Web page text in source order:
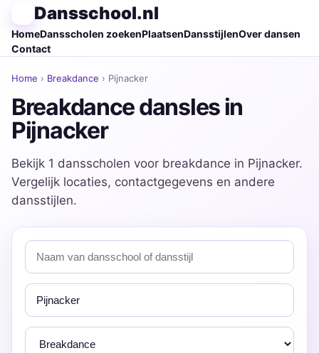
Dansschool.nl
HomeDansscholen zoekenPlaatsenDansstijlenOver dansen
Contact
Home › Breakdance › Pijnacker
Breakdance dansles in
Pijnacker
Bekijk 1 dansscholen voor breakdance in Pijnacker.
Vergelijk locaties, contactgegevens en andere
dansstijlen.